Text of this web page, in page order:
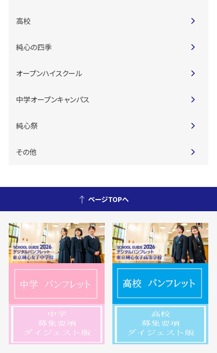
高校
純心の四季
オープンハイスクール
中学オープンキャンパス
純心祭
その他
ページTOPへ